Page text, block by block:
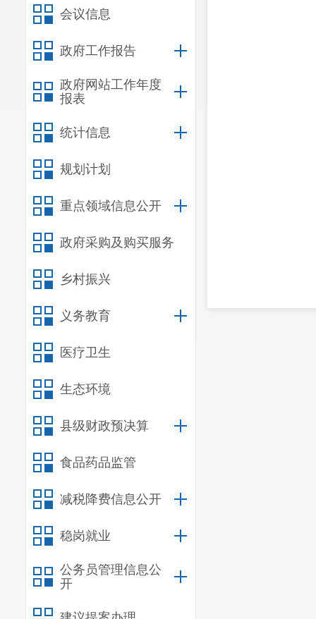
会议信息
政府工作报告
政府网站工作年度
报表
统计信息
规划计划
重点领域信息公开
政府采购及购买服务
乡村振兴
义务教育
医疗卫生
生态环境
县级财政预决算
食品药品监管
减税降费信息公开
稳岗就业
公务员管理信息公
开